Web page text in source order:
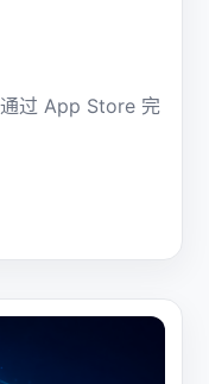
过 App Store 完